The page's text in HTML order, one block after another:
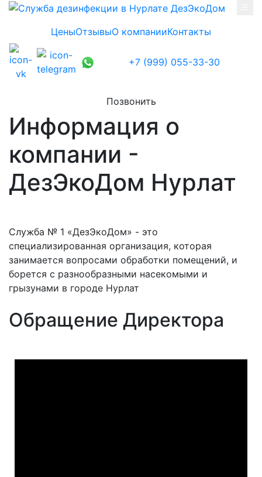
Skip to main content
ЦеныОтзывыО компанииКонтакты
+7 (999) 055-33-30
Позвонить
Информация о
компании -
ДезЭкоДом Нурлат
Служба № 1 «ДезЭкоДом» - это
специализированная организация, которая
занимается вопросами обработки помещений, и
борется с разнообразными насекомыми и
грызунами в городе Нурлат
Обращение Директора